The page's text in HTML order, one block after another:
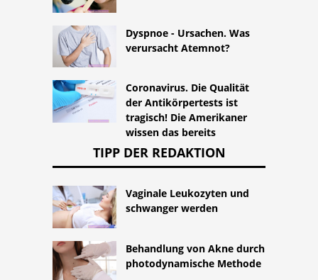
Dyspnoe - Ursachen. Was
verursacht Atemnot?
Coronavirus. Die Qualität
der Antikörpertests ist
tragisch! Die Amerikaner
wissen das bereits
TIPP DER REDAKTION
Vaginale Leukozyten und
schwanger werden
Behandlung von Akne durch
photodynamische Methode